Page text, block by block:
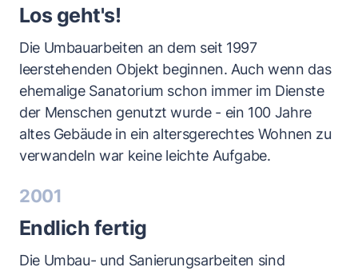
Los geht's!
Die Umbauarbeiten an dem seit 1997
leerstehenden Objekt beginnen. Auch wenn das
ehemalige Sanatorium schon immer im Dienste
der Menschen genutzt wurde - ein 100 Jahre
altes Gebäude in ein altersgerechtes Wohnen zu
verwandeln war keine leichte Aufgabe.
2001
Endlich fertig
Die Umbau- und Sanierungsarbeiten sind